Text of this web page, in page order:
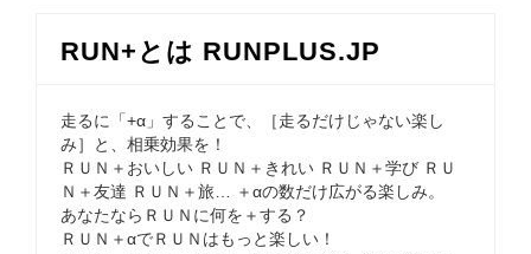
RUN+とは RUNPLUS.JP
走るに「+α」することで、［走るだけじゃない楽し
み］と、相乗効果を！
ＲＵＮ＋おいしい ＲＵＮ＋きれい ＲＵＮ＋学び ＲＵ
Ｎ＋友達 ＲＵＮ＋旅… ＋αの数だけ広がる楽しみ。
あなたならＲＵＮに何を＋する？
ＲＵＮ＋αでＲＵＮはもっと楽しい！